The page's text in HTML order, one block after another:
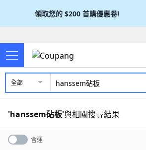
領取您的 $200 首購優惠卷!
全部
'hanssem砧板'與相關搜尋結果
含運